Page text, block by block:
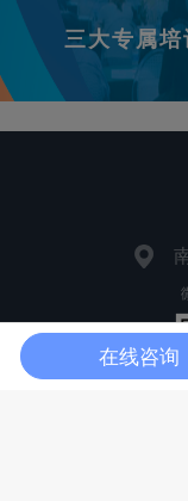
三大专属
在线咨询